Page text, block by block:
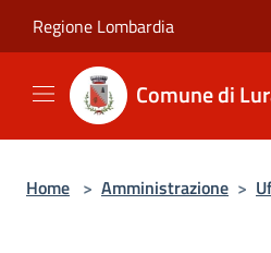
Regione Lombardia
Comune di
Home > Amministrazione >